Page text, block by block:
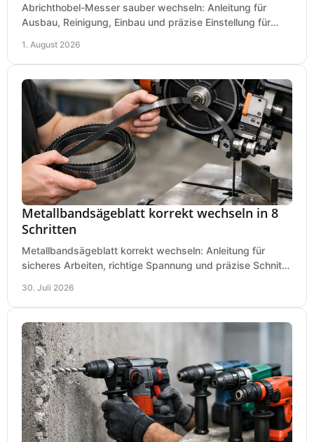
Abrichthobel-Messer sauber wechseln: Anleitung für
Ausbau, Reinigung, Einbau und präzise Einstellung für
1. August 2026
Metallbandsägeblatt korrekt wechseln in 8
Schritten
Metallbandsägeblatt korrekt wechseln: Anleitung für
sicheres Arbeiten, richtige Spannung und präzise Schnitte
30. Juli 2026